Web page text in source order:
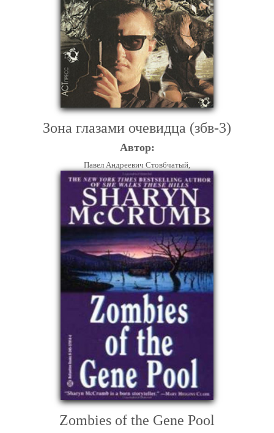
Зона глазами очевидца (збв-3)
Автор:
Павел Андреевич Стовбчатый,
Zombies of the Gene Pool